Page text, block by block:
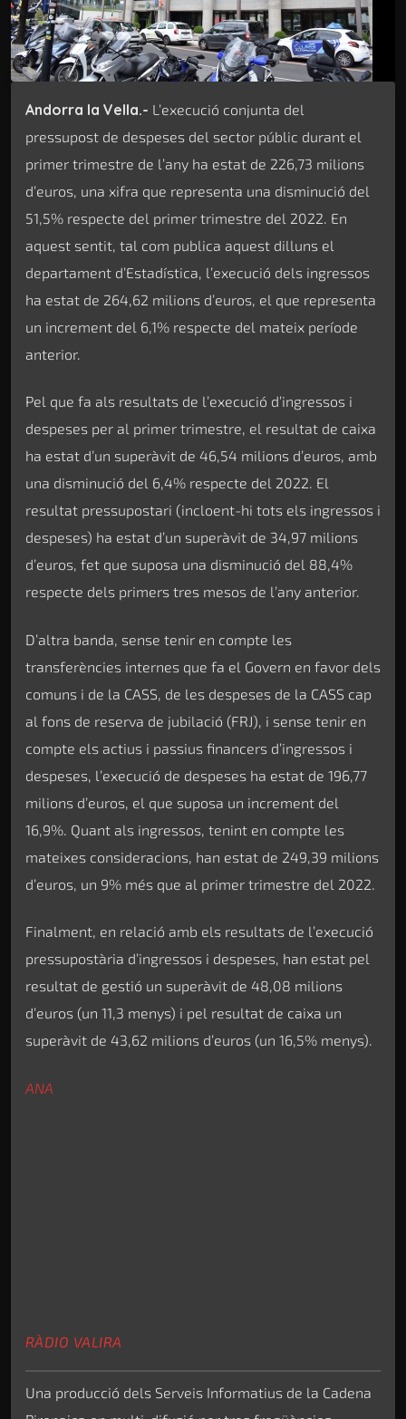
Andorra la Vella.- L’execució conjunta del
pressupost de despeses del sector públic durant el
primer trimestre de l’any ha estat de 226,73 milions
d’euros, una xifra que representa una disminució del
51,5% respecte del primer trimestre del 2022. En
aquest sentit, tal com publica aquest dilluns el
departament d’Estadística, l’execució dels ingressos
ha estat de 264,62 milions d’euros, el que representa
un increment del 6,1% respecte del mateix període
anterior.
Pel que fa als resultats de l’execució d’ingressos i
despeses per al primer trimestre, el resultat de caixa
ha estat d’un superàvit de 46,54 milions d’euros, amb
una disminució del 6,4% respecte del 2022. El
resultat pressupostari (incloent-hi tots els ingressos i
despeses) ha estat d’un superàvit de 34,97 milions
d’euros, fet que suposa una disminució del 88,4%
respecte dels primers tres mesos de l’any anterior.
D’altra banda, sense tenir en compte les
transferències internes que fa el Govern en favor dels
comuns i de la CASS, de les despeses de la CASS cap
al fons de reserva de jubilació (FRJ), i sense tenir en
compte els actius i passius financers d’ingressos i
despeses, l’execució de despeses ha estat de 196,77
milions d’euros, el que suposa un increment del
16,9%. Quant als ingressos, tenint en compte les
mateixes consideracions, han estat de 249,39 milions
d’euros, un 9% més que al primer trimestre del 2022.
Finalment, en relació amb els resultats de l’execució
pressupostària d’ingressos i despeses, han estat pel
resultat de gestió un superàvit de 48,08 milions
d’euros (un 11,3 menys) i pel resultat de caixa un
superàvit de 43,62 milions d’euros (un 16,5% menys).
ANA
RÀDIO VALIRA
Una producció dels Serveis Informatius de la Cadena